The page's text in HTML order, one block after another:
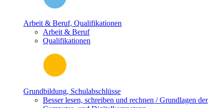
Arbeit & Beruf, Qualifikationen
Arbeit & Beruf
Qualifikationen
Grundbildung, Schulabschlüsse
Besser lesen, schreiben und rechnen / Grundlagen der